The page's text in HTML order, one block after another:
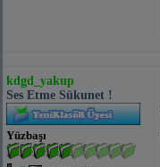
kdgd_yakup
Ses Etme Sükunet !
Yüzbaşı